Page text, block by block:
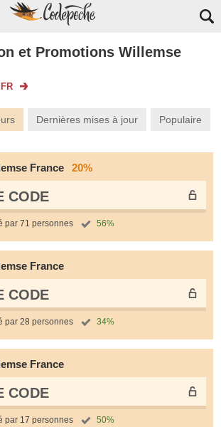
et Promotions Willemse
Dernières mises à jour Populaire
France 20%
СODE
par 71 personnes 56%
France
СODE
par 28 personnes 34%
France
СODE
par 17 personnes 50%